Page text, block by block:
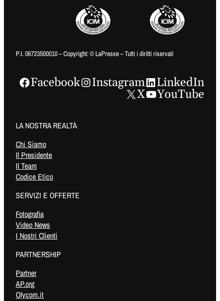
P.I. 06723500010 – Copyright: © LaPresse – Tutti i diritti riservati
Facebook Instagram
LinkedIn
X
YouTube
LA NOSTRA REALTÀ
Chi Siamo
Il Presidente
Il Team
Codice Etico
SERVIZI E OFFERTE
Fotografia
Video News
I Nostri Clienti
PARTNERSHIP
Partner
AP.org
Olycom.it